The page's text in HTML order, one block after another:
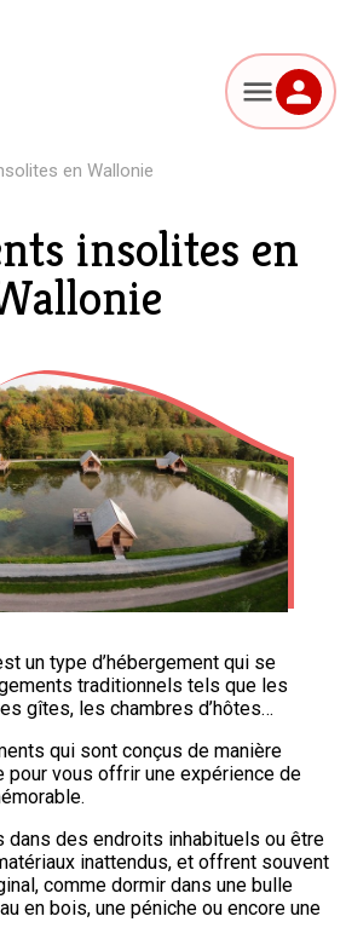
en Wallonie
insolites en
un type d’hébergement qui se
traditionnels tels que les
gîtes, les chambres d’hôtes…
qui sont conçus de manière
pour vous offrir une expérience de
dans des endroits inhabituels ou être
inattendus, et offrent souvent
comme dormir dans une bulle
en bois, une péniche ou encore une